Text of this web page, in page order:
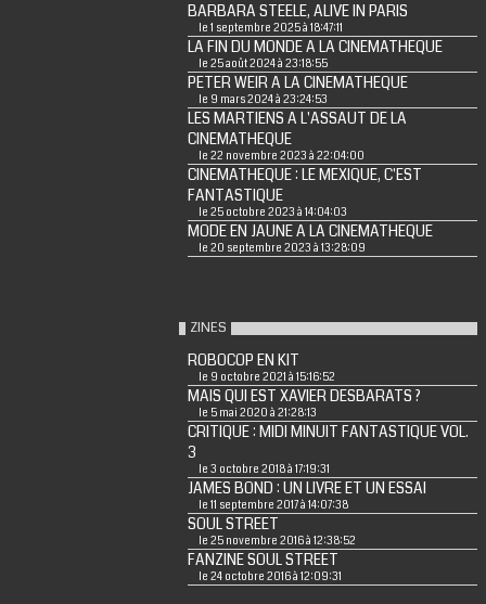
BARBARA STEELE, ALIVE IN PARIS
le 1 septembre 2025 à 18:47:11
LA FIN DU MONDE A LA CINEMATHEQUE
le 25 août 2024 à 23:18:55
PETER WEIR A LA CINEMATHEQUE
le 9 mars 2024 à 23:24:53
LES MARTIENS A L'ASSAUT DE LA
CINEMATHEQUE
le 22 novembre 2023 à 22:04:00
CINEMATHEQUE : LE MEXIQUE, C'EST
FANTASTIQUE
le 25 octobre 2023 à 14:04:03
MODE EN JAUNE A LA CINEMATHEQUE
le 20 septembre 2023 à 13:28:09
ZINES
ROBOCOP EN KIT
le 9 octobre 2021 à 15:16:52
MAIS QUI EST XAVIER DESBARATS ?
le 5 mai 2020 à 21:28:13
CRITIQUE : MIDI MINUIT FANTASTIQUE VOL.
3
le 3 octobre 2018 à 17:19:31
JAMES BOND : UN LIVRE ET UN ESSAI
le 11 septembre 2017 à 14:07:38
SOUL STREET
le 25 novembre 2016 à 12:38:52
FANZINE SOUL STREET
le 24 octobre 2016 à 12:09:31